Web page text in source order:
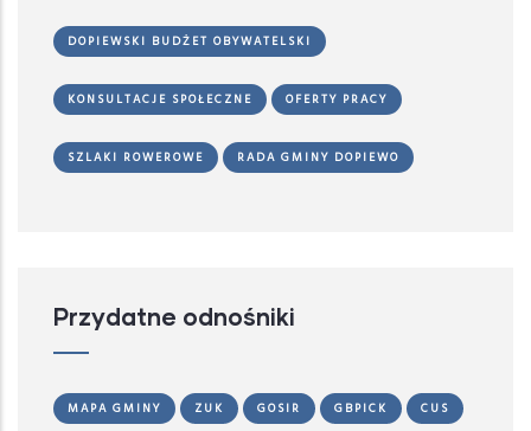
DOPIEWSKI BUDŻET OBYWATELSKI
KONSULTACJE SPOŁECZNE OFERTY PRACY
SZLAKI ROWEROWE RADA GMINY DOPIEWO
Przydatne odnośniki
MAPA GMINY ZUK GOSIR GBPICK CUS